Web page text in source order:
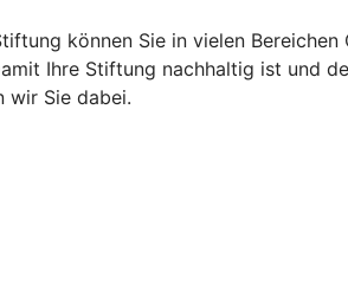
können Sie in vielen
Ihre Stiftung nachhaltig ist und
wir Sie dabei.